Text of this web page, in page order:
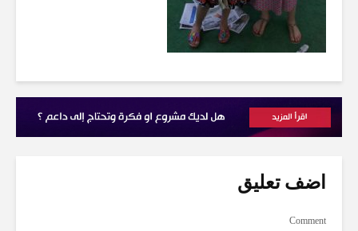
اضف تعليق
Comment